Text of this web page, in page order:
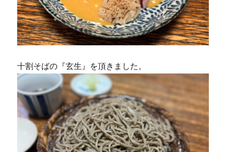
十割そばの『玄生』を頂きました。